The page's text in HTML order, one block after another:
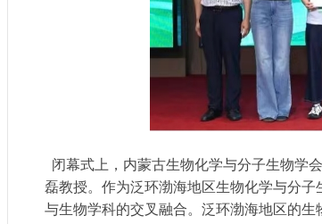
闭幕式上，内蒙古生物化学与分子生物学
磊教授。作为泛环渤海地区生物化学与分
与生物学科的交叉融合。泛环渤海地区的生